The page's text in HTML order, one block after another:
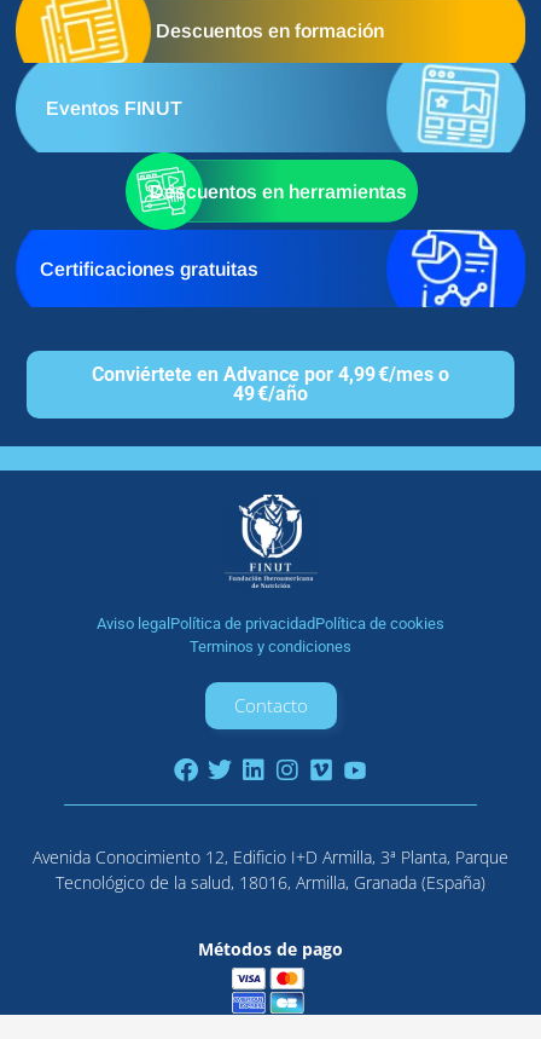
Descuentos en formación
Eventos FINUT
Descuentos en herramientas
Certificaciones gratuitas
Conviértete en Advance por 4,99 €/mes o
49 €/año
Aviso legalPolítica de privacidadPolítica de cookies
Terminos y condiciones
Contacto
Avenida Conocimiento 12, Edificio I+D Armilla, 3ª Planta, Parque
Tecnológico de la salud, 18016, Armilla, Granada (España)
Métodos de pago